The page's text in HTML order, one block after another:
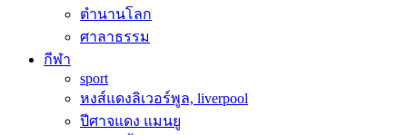
ตำนานโลก
ศาลาธรรม
กีฬา
sport
หงส์แดงลิเวอร์พูล, liverpool
ปีศาจแดง แมนยู